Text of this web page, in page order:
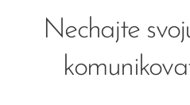
Nechajte